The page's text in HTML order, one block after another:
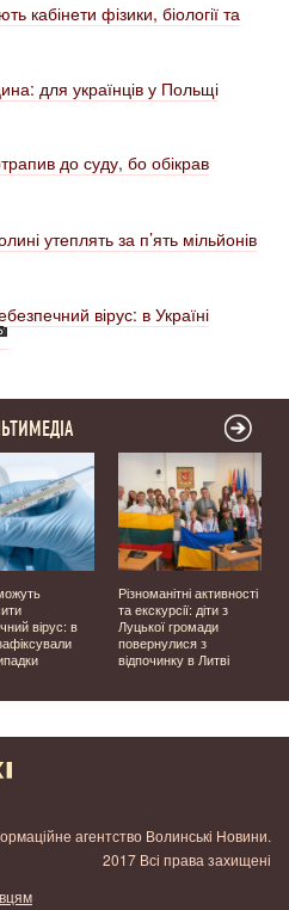
кабінети фізики, біології та
для українців у Польщі
до суду, бо обікрав
утеплять за п’ять мільйонів
вірус: в Україні
вірус: в
Різноманітні активності
та екскурсії: діти з
Луцької громади
повернулися з
відпочинку в Литві
агентство Волинські Новини.
2017 Всі права захищені